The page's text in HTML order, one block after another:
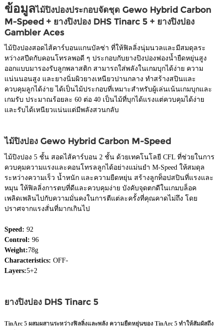
ข้อมูลไม้ปิงปองประกอบจัดชุด Gewo Hybrid Carbon
M-Speed + ยางปิงปอง DHS Tinarc 5 + ยางปิงปอง
Gambler Aces
ไม้ปิงปองสอดไส้คาร์บอนแกนบัลซ่า ที่ให้ฟิลลิ่งนุ่มนวลและมีสมดุลระ
หว่างสปีดกับคอนโทรลพอดี ๆ ประกอบกับยางปิงปองฟองน้ำยืดหยุ่นสูง
ออกแบบมารองรับลูกพลาสติก สามารถใส่พลังในเกมบุกได้ง่าย ความ
แน่นนอนสูง และยางนิ่มผิวยางเหนียวปานกลาง ทำสร้างสปินและ
ควบคุมลูกได้ง่าย ได้เป็นไม้ประกอบที่เหมาะสำหรับผู้เล่นเน้นเกมบุกและ
เกมรับ ประมาณร้อยละ 60 ต่อ 40 เป็นไม้ที่บุกได้แรงแต่ควบคุมได้ง่าย
และรับได้เหนียวแน่นแต่มีพลังสวนกลับ
ไม้ปิงปอง Gewo Hybrid Carbon M-Speed
ไม้ปิงปอง 5 ชั้น สอดไส้คาร์บอน 2 ชั้น ด้วยเทคโนโลยี CFL ที่ช่วยในการ
ควบคุมความแรงและคอนโทรลลูกได้อย่างแม่นยำ M-Speed ให้สมดุล
ระหว่างความเร็ว น้ำหนัก และความยืดหยุ่น สร้างลูกท็อปสปินที่แรงและ
หมุน ให้ฟิลลิ่งการตบที่ดีและควบคุมง่าย บังคับจุดตกดีในเกมบล็อค
เพลิดเพลินไปกับความมั่นคงในการตีแต่ละครั้งที่คุณคาดไม่ถึง โดย
ปราศจากแรงสั่นที่มากเกินไป
Speed: 92
Control: 96
Weight:78g
Characteristics: OFF-
Layers:5+2
ยางปิงปอง DHS Tinarc 5
TinArc 5 ผสมผสานระหว่างฟิลลิ่งและพลัง ความยืดหยุ่นของ TinArc 5 ทำให้สัมผัสถึง